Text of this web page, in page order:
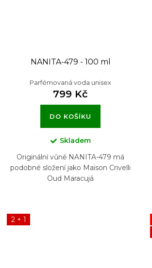
NANITA-479 - 100 ml
Parfémovaná voda unisex
799 Kč
DO KOŠÍKU
Skladem
Originální vůně NANITA-479 má
podobné složení jako Maison Crivelli
Oud Maracujá
2 + 1